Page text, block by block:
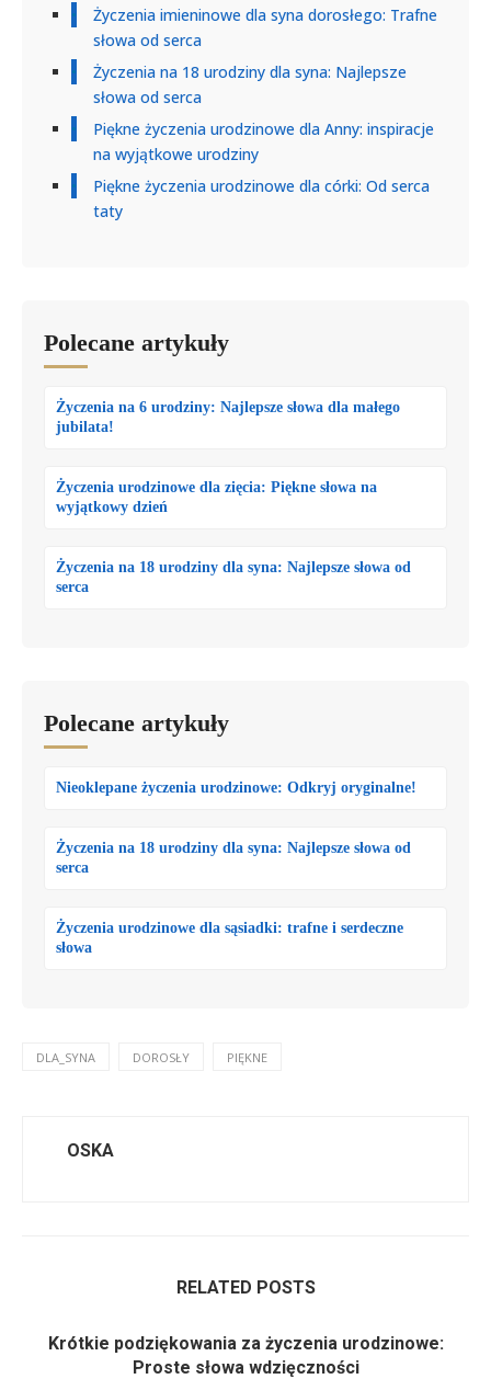
Życzenia imieninowe dla syna dorosłego: Trafne
słowa od serca
Życzenia na 18 urodziny dla syna: Najlepsze
słowa od serca
Piękne życzenia urodzinowe dla Anny: inspiracje
na wyjątkowe urodziny
Piękne życzenia urodzinowe dla córki: Od serca
taty
Polecane artykuły
Życzenia na 6 urodziny: Najlepsze słowa dla małego
jubilata!
Życzenia urodzinowe dla zięcia: Piękne słowa na
wyjątkowy dzień
Życzenia na 18 urodziny dla syna: Najlepsze słowa od
serca
Polecane artykuły
Nieoklepane życzenia urodzinowe: Odkryj oryginalne!
Życzenia na 18 urodziny dla syna: Najlepsze słowa od
serca
Życzenia urodzinowe dla sąsiadki: trafne i serdeczne
słowa
DLA_SYNA DOROSŁY PIĘKNE
OSKA
RELATED POSTS
Krótkie podziękowania za życzenia urodzinowe:
Proste słowa wdzięczności